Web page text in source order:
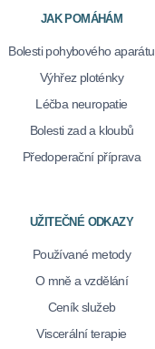
JAK POMÁHÁM
Bolesti pohybového aparátu
Výhřez ploténky
Léčba neuropatie
Bolesti zad a kloubů
Předoperační příprava
UŽITEČNÉ ODKAZY
Používané metody
O mně a vzdělání
Ceník služeb
Viscerální terapie